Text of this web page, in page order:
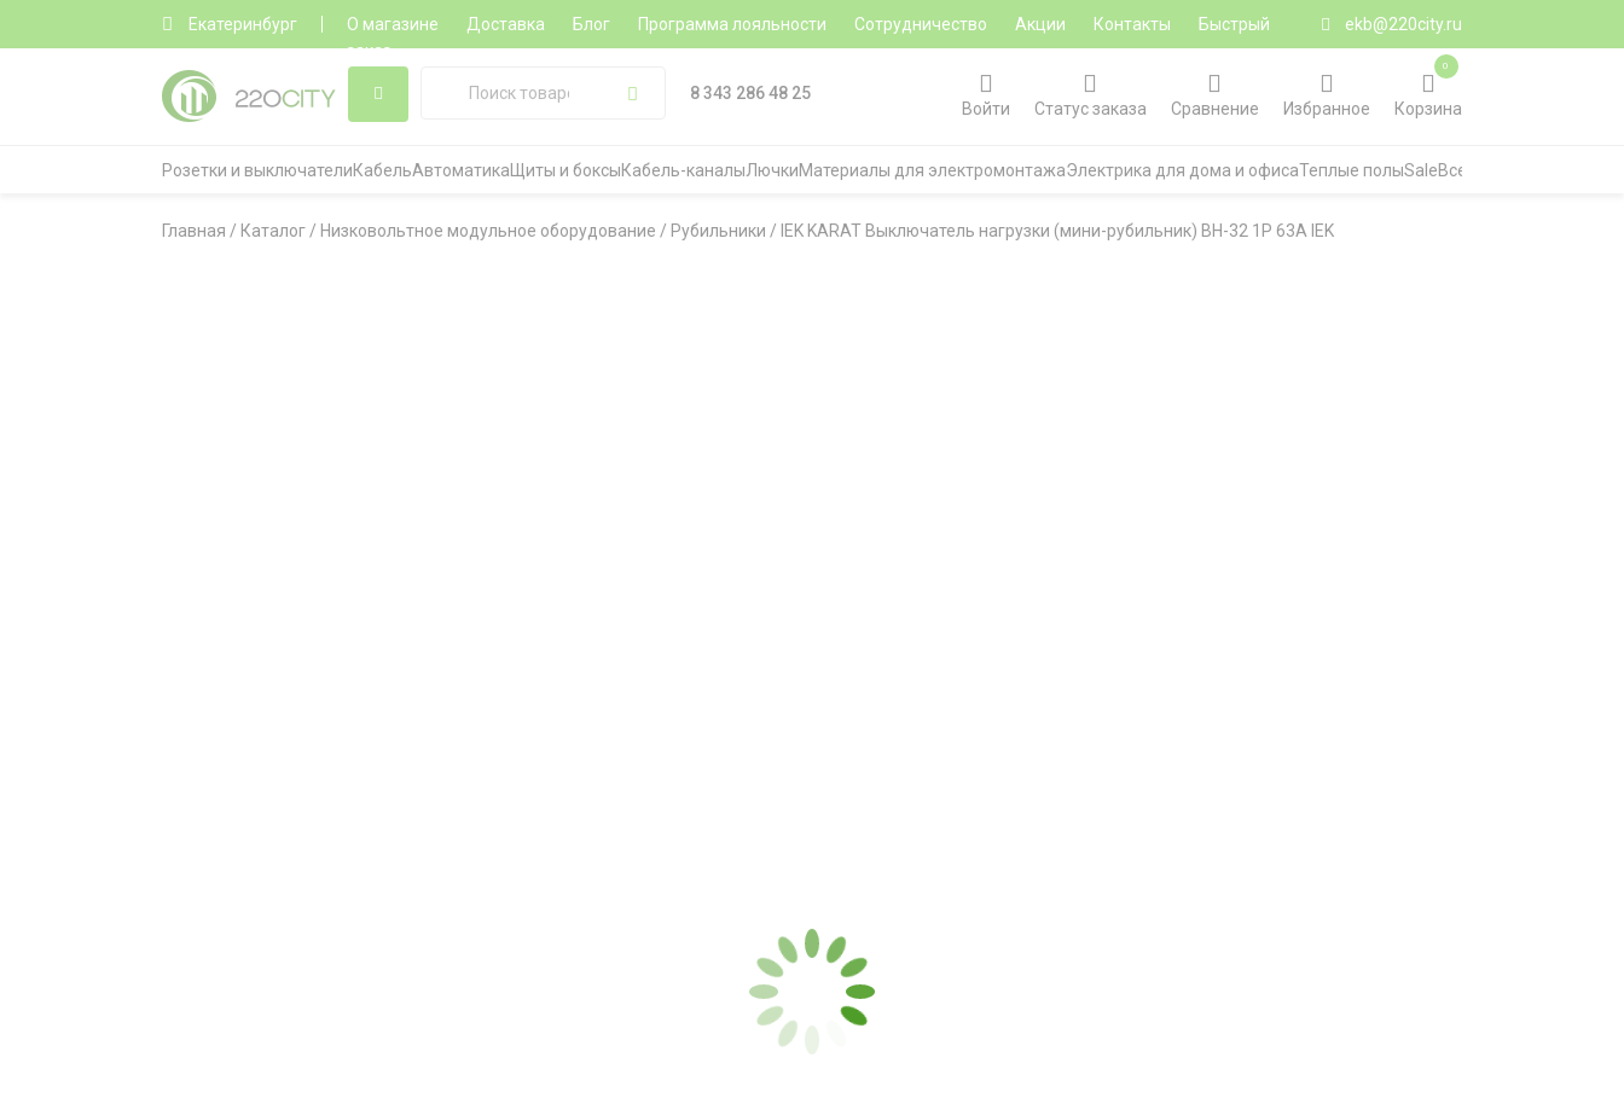
Екатеринбург О магазине Доставка Блог Программа лояльности Сотрудничество Акции Контакты
Быстрый
заказ
ekb@220city.ru
8 343 286 48 25
Войти
Статус заказа Сравнение Избранное Корзина
0
Розетки и выключателиКабельАвтоматика Щиты и боксыКабель-каналыЛючкиМатериалы для электромонтажаЭлектрика для дома и офисаТеплые полыSaleВсе категории
Главная / Каталог / Низковольтное модульное оборудование / Рубильники / IEK KARAT Выключатель нагрузки (мини-рубильник) ВН-32 1P 63А IEK